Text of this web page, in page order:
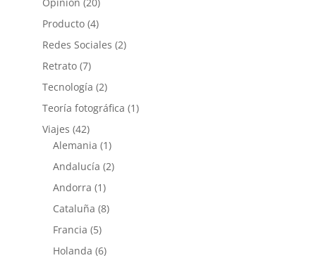
Producto(4)
Redes Sociales (2)
Retrato(7)
Tecnología (2)
Teoría fotográfica (1)
Viajes (42)
Alemania (1)
Andalucía (2)
Andorra (1)
Cataluña (8)
Francia (5)
Holanda (6)